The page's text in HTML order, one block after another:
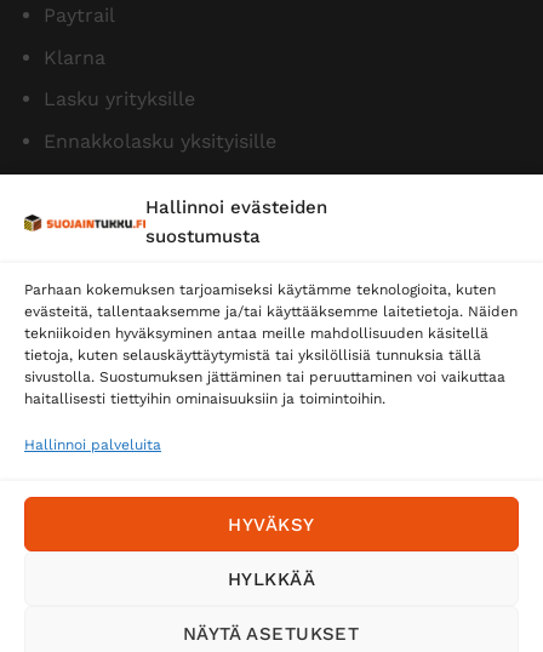
Hallinnoi evästeiden
suostumusta
Parhaan kokemuksen tarjoamiseksi käytämme teknologioita, kuten
evästeitä, tallentaaksemme ja/tai käyttääksemme laitetietoja. Näiden
tekniikoiden hyväksyminen antaa meille mahdollisuuden käsitellä
tietoja, kuten selauskäyttäytymistä tai yksilöllisiä tunnuksia tällä
sivustolla. Suostumuksen jättäminen tai peruuttaminen voi vaikuttaa
haitallisesti tiettyihin ominaisuuksiin ja toimintoihin.
Hallinnoi palveluita
HYVÄKSY
HYLKKÄÄ
NÄYTÄ ASETUKSET
Paytrail
Klarna
Lasku yrityksille
Ennakkolasku yksityisille
Toimitustavat
Posti
Matkahuolto
Tilaa uutiskirje ja saat erikoisalennuksia